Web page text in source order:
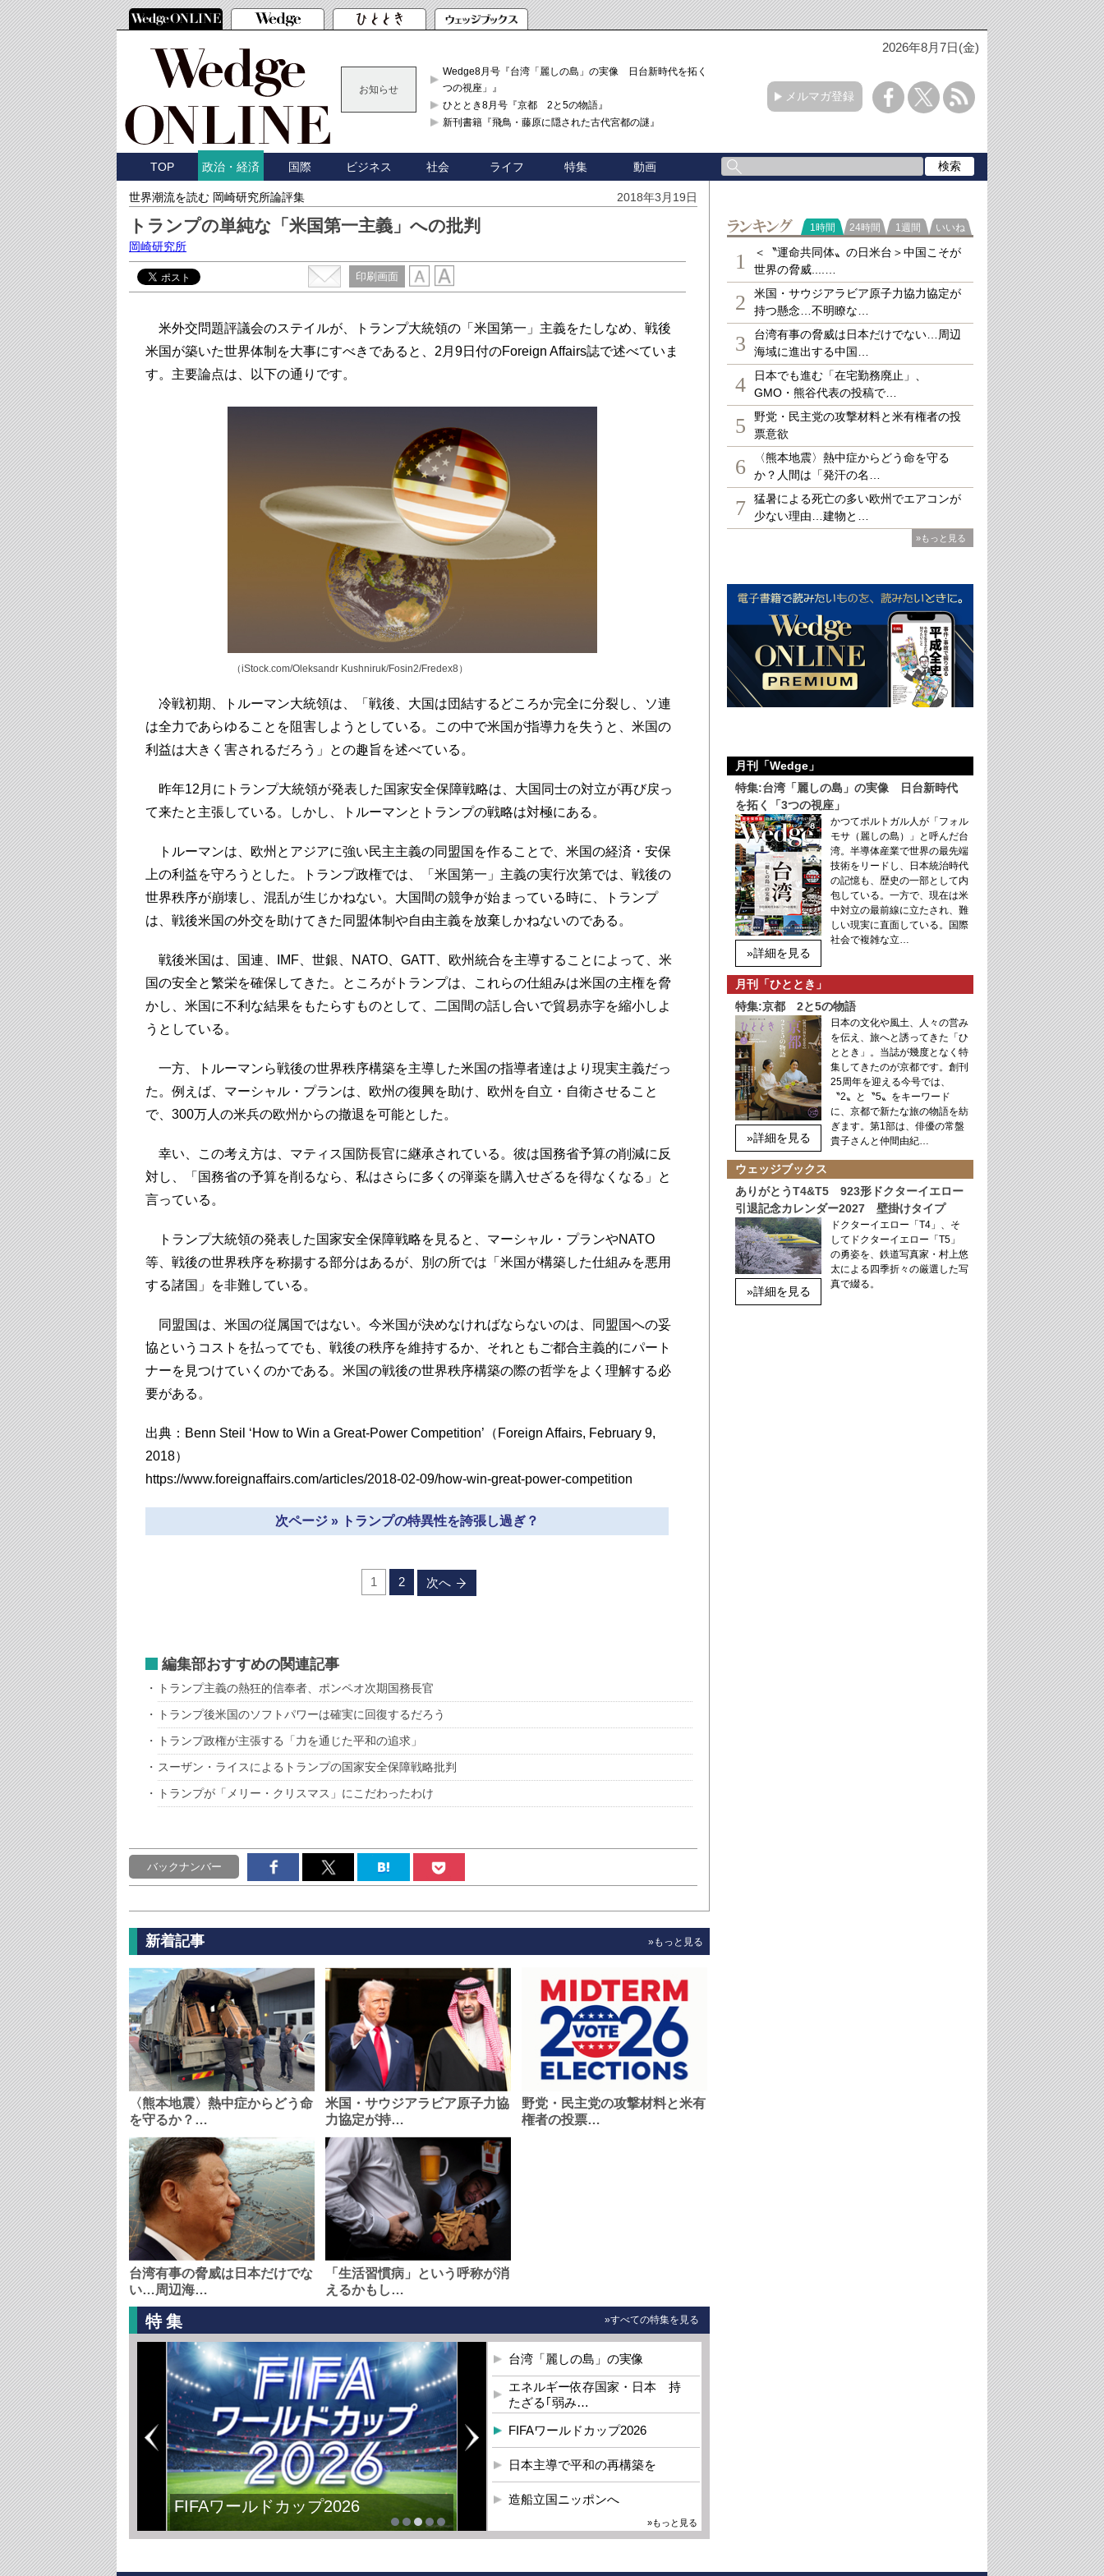
2026年8月7日(金)
お知らせ
Wedge8月号『台湾「麗しの島」の実像 日台新時代を拓く「3
つの視座」』
ひととき8月号『京都 2と5の物語』
新刊書籍『飛鳥・藤原に隠された古代宮都の謎』
メルマガ登録
TOP 政治・経済 国際 ビジネス 社会 ライフ 特集 動画
世界潮流を読む 岡崎研究所論評集 2018年3月19日
トランプの単純な「米国第一主義」への批判
岡崎研究所
印刷画面
米外交問題評議会のステイルが、トランプ大統領の「米国第一」主義をたしなめ、戦後
米国が築いた世界体制を大事にすべきであると、2月9日付のForeign Affairs誌で述べていま
す。主要論点は、以下の通りです。
（iStock.com/Oleksandr Kushniruk/Fosin2/Fredex8）
冷戦初期、トルーマン大統領は、「戦後、大国は団結するどころか完全に分裂し、ソ連
は全力であらゆることを阻害しようとしている。この中で米国が指導力を失うと、米国の
利益は大きく害されるだろう」との趣旨を述べている。
昨年12月にトランプ大統領が発表した国家安全保障戦略は、大国同士の対立が再び戻っ
て来たと主張している。しかし、トルーマンとトランプの戦略は対極にある。
トルーマンは、欧州とアジアに強い民主主義の同盟国を作ることで、米国の経済・安保
上の利益を守ろうとした。トランプ政権では、「米国第一」主義の実行次第では、戦後の
世界秩序が崩壊し、混乱が生じかねない。大国間の競争が始まっている時に、トランプ
は、戦後米国の外交を助けてきた同盟体制や自由主義を放棄しかねないのである。
戦後米国は、国連、IMF、世銀、NATO、GATT、欧州統合を主導することによって、米
国の安全と繁栄を確保してきた。ところがトランプは、これらの仕組みは米国の主権を脅
かし、米国に不利な結果をもたらすものとして、二国間の話し合いで貿易赤字を縮小しよ
うとしている。
一方、トルーマンら戦後の世界秩序構築を主導した米国の指導者達はより現実主義だっ
た。例えば、マーシャル・プランは、欧州の復興を助け、欧州を自立・自衛させること
で、300万人の米兵の欧州からの撤退を可能とした。
幸い、この考え方は、マティス国防長官に継承されている。彼は国務省予算の削減に反
対し、「国務省の予算を削るなら、私はさらに多くの弾薬を購入せざるを得なくなる」と
言っている。
トランプ大統領の発表した国家安全保障戦略を見ると、マーシャル・プランやNATO
等、戦後の世界秩序を称揚する部分はあるが、別の所では「米国が構築した仕組みを悪用
する諸国」を非難している。
同盟国は、米国の従属国ではない。今米国が決めなければならないのは、同盟国への妥
協というコストを払ってでも、戦後の秩序を維持するか、それともご都合主義的にパート
ナーを見つけていくのかである。米国の戦後の世界秩序構築の際の哲学をよく理解する必
要がある。
出典：Benn Steil ‘How to Win a Great-Power Competition’（Foreign Affairs, February 9,
2018）
https://www.foreignaffairs.com/articles/2018-02-09/how-win-great-power-competition
次ページ » トランプの特異性を誇張し過ぎ？
1 2 次へ
編集部おすすめの関連記事
トランプ主義の熱狂的信奉者、ポンペオ次期国務長官
トランプ後米国のソフトパワーは確実に回復するだろう
トランプ政権が主張する「力を通じた平和の追求」
スーザン・ライスによるトランプの国家安全保障戦略批判
トランプが「メリー・クリスマス」にこだわったわけ
バックナンバー
新着記事 »もっと見る
〈熊本地震〉熱中症からどう命
を守るか？…
米国・サウジアラビア原子力協
力協定が持…
野党・民主党の攻撃材料と米有
権者の投票…
台湾有事の脅威は日本だけでな
い…周辺海…
「生活習慣病」という呼称が消
えるかもし…
特集 »すべての特集を見る
FIFAワールドカップ2026
台湾「麗しの島」の実像
エネルギー依存国家・日本 持
たざる｢弱み…
FIFAワールドカップ2026
日本主導で平和の再構築を
造船立国ニッポンへ
»もっと見る
ランキング
1時間 24時間 1週間 いいね
1
＜〝運命共同体〟の日米台＞中国こそが
世界の脅威....…
2
米国・サウジアラビア原子力協力協定が
持つ懸念…不明瞭な…
3
台湾有事の脅威は日本だけでない…周辺
海域に進出する中国…
4
日本でも進む「在宅勤務廃止」、
GMO・熊谷代表の投稿で…
5
野党・民主党の攻撃材料と米有権者の投
票意欲
6
〈熊本地震〉熱中症からどう命を守る
か？人間は「発汗の名…
7
猛暑による死亡の多い欧州でエアコンが
少ない理由…建物と…
»もっと見る
月刊「Wedge」
特集:台湾「麗しの島」の実像 日台新時代
を拓く「3つの視座」
»詳細を見る
かつてポルトガル人が「フォル
モサ（麗しの島）」と呼んだ台
湾。半導体産業で世界の最先端
技術をリードし、日本統治時代
の記憶も、歴史の一部として内
包している。一方で、現在は米
中対立の最前線に立たされ、難
しい現実に直面している。国際
社会で複雑な立…
月刊「ひととき」
特集:京都 2と5の物語
»詳細を見る
日本の文化や風土、人々の営み
を伝え、旅へと誘ってきた「ひ
ととき」。当誌が幾度となく特
集してきたのが京都です。創刊
25周年を迎える今号では、
〝2〟と〝5〟をキーワード
に、京都で新たな旅の物語を紡
ぎます。第1部は、俳優の常盤
貴子さんと仲間由紀…
ウェッジブックス
ありがとうT4&T5 923形ドクターイエロー
引退記念カレンダー2027 壁掛けタイプ
»詳細を見る
ドクターイエロー「T4」、そ
してドクターイエロー「T5」
の勇姿を、鉄道写真家・村上悠
太による四季折々の厳選した写
真で綴る。